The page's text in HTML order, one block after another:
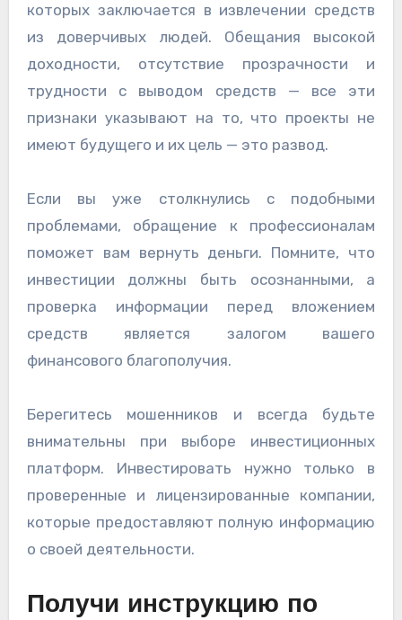
которых заключается в извлечении средств
из доверчивых людей. Обещания высокой
доходности, отсутствие прозрачности и
трудности с выводом средств — все эти
признаки указывают на то, что проекты не
имеют будущего и их цель — это развод.
Если вы уже столкнулись с подобными
проблемами, обращение к профессионалам
поможет вам вернуть деньги. Помните, что
инвестиции должны быть осознанными, а
проверка информации перед вложением
средств является залогом вашего
финансового благополучия.
Берегитесь мошенников и всегда будьте
внимательны при выборе инвестиционных
платформ. Инвестировать нужно только в
проверенные и лицензированные компании,
которые предоставляют полную информацию
о своей деятельности.
Получи инструкцию по